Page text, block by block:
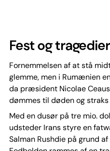
Fest og tragedier
Fornemmelsen af at stå
glemme, men i Rumænien
da præsident Nicolae
dømmes til døden og
Med en dusør på tre mio.
udsteder Irans styre en
Salman Rushdie på grund